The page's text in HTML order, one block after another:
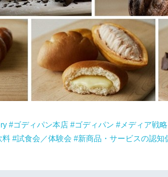
ゴディパン本店 ゴディパン メディア戦略
料
試食会／体験会 新商品・サービスの認知